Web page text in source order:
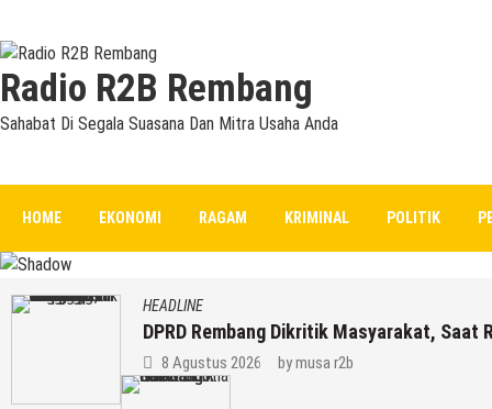
Radio R2B Rembang
Sahabat Di Segala Suasana Dan Mitra Usaha Anda
HOME EKONOMI RAGAM KRIMINAL POLITIK
HEADLINE
DPRD Rembang Dikritik Masyarakat, Saat
8 Agustus 2026 bymusa r2b